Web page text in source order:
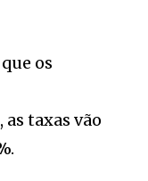
os
taxas vão